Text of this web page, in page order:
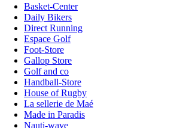
Basket-Center
Daily Bikers
Direct Running
Espace Golf
Foot-Store
Gallop Store
Golf and co
Handball-Store
House of Rugby
La sellerie de Maé
Made in Paradis
Nauti-wave